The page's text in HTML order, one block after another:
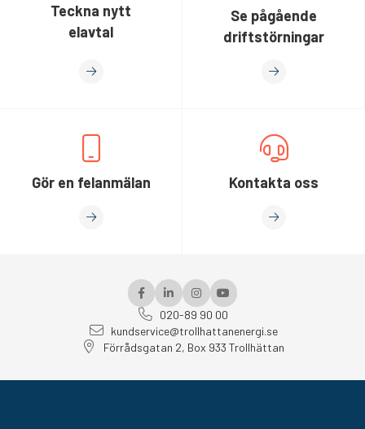
Teckna nytt
elavtal
Se pågående
driftstörningar
Gör en felanmälan Kontakta oss
020-89 90 00
kundservice@trollhattanenergi.se
Förrådsgatan 2, Box 933 Trollhättan